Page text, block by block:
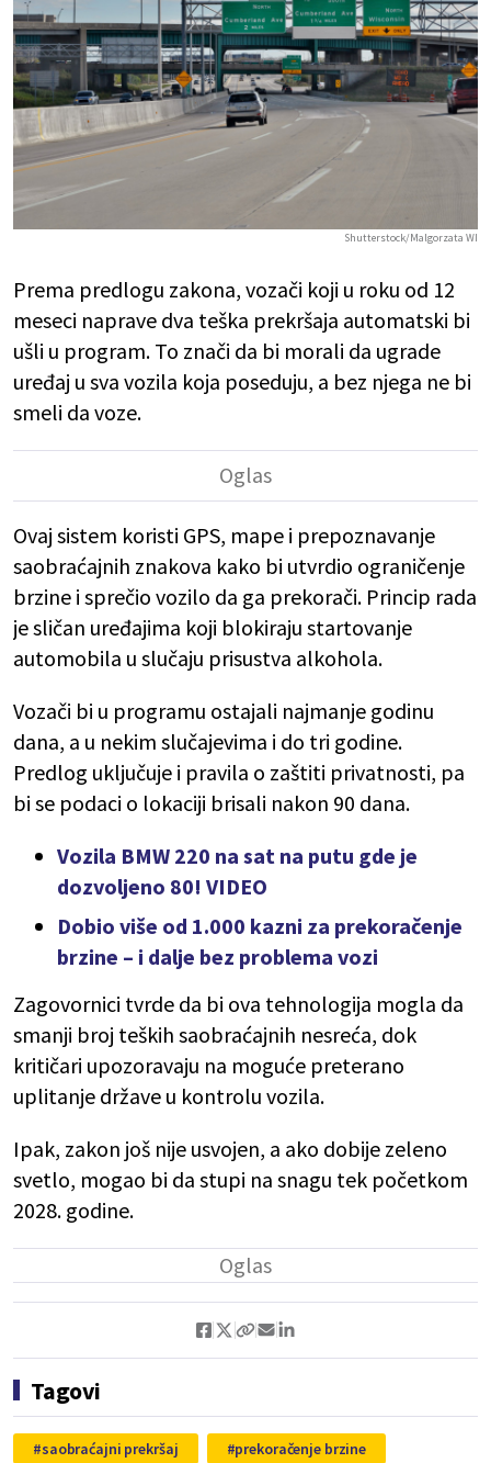
Shutterstock/Malgorzata WI
Prema predlogu zakona, vozači koji u roku od 12
meseci naprave dva teška prekršaja automatski bi
ušli u program. To znači da bi morali da ugrade
uređaj u sva vozila koja poseduju, a bez njega ne bi
smeli da voze.
Ovaj sistem koristi GPS, mape i prepoznavanje
saobraćajnih znakova kako bi utvrdio ograničenje
brzine i sprečio vozilo da ga prekorači. Princip rada
je sličan uređajima koji blokiraju startovanje
automobila u slučaju prisustva alkohola.
Vozači bi u programu ostajali najmanje godinu
dana, a u nekim slučajevima i do tri godine.
Predlog uključuje i pravila o zaštiti privatnosti, pa
bi se podaci o lokaciji brisali nakon 90 dana.
Vozila BMW 220 na sat na putu gde je
dozvoljeno 80! VIDEO
Dobio više od 1.000 kazni za prekoračenje
brzine – i dalje bez problema vozi
Zagovornici tvrde da bi ova tehnologija mogla da
smanji broj teških saobraćajnih nesreća, dok
kritičari upozoravaju na moguće preterano
uplitanje države u kontrolu vozila.
Ipak, zakon još nije usvojen, a ako dobije zeleno
svetlo, mogao bi da stupi na snagu tek početkom
2028. godine.
Tagovi
saobraćajni prekršaj prekoračenje brzine